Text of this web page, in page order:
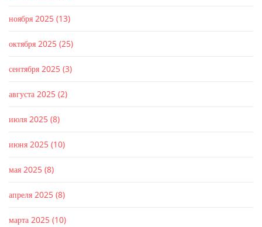
ноября 2025 (13)
октября 2025 (25)
сентября 2025 (3)
августа 2025 (2)
июля 2025 (8)
июня 2025 (10)
мая 2025 (8)
апреля 2025 (8)
марта 2025 (10)